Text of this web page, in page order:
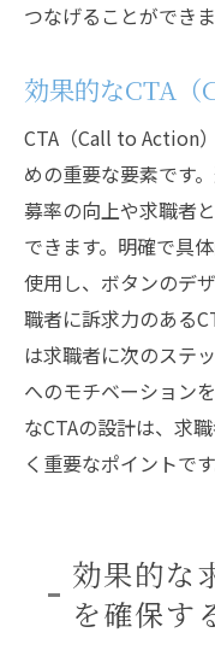
つなげることができま
効果的なCTA
CTA（Call to Action
めの重要な要素です
募率の向上や求職者
できます。明確で具
使用し、ボタンのデ
職者に訴求力のある
は求職者に次のステ
へのモチベーション
なCTAの設計は、求
く重要なポイントです
効果的な
を確保す